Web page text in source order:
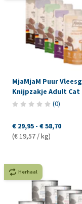
MjaMjaM Puur
Knijpzakje Adult Cat
(0)
€ 29,95 - € 58,70
(€ 19,57 / kg)
Herhaal